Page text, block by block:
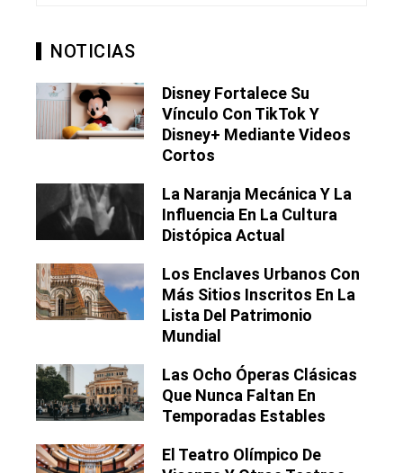
NOTICIAS
Disney Fortalece Su
Vínculo Con TikTok Y
Disney+ Mediante Videos
Cortos
La Naranja Mecánica Y La
Influencia En La Cultura
Distópica Actual
Los Enclaves Urbanos Con
Más Sitios Inscritos En La
Lista Del Patrimonio
Mundial
Las Ocho Óperas Clásicas
Que Nunca Faltan En
Temporadas Estables
El Teatro Olímpico De